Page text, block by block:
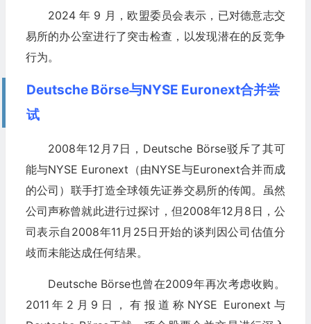
2024 年 9 月，欧盟委员会表示，已对德意志交
易所的办公室进行了突击检查，以发现潜在的反竞争
行为。
Deutsche Börse与NYSE Euronext合并尝
试
2008年12月7日，Deutsche Börse驳斥了其可
能与NYSE Euronext（由NYSE与Euronext合并而成
的公司）联手打造全球领先证券交易所的传闻。虽然
公司声称曾就此进行过探讨，但2008年12月8日，公
司表示自2008年11月25日开始的谈判因公司估值分
歧而未能达成任何结果。
Deutsche Börse也曾在2009年再次考虑收购。
2011年2月9日，有报道称NYSE Euronext与